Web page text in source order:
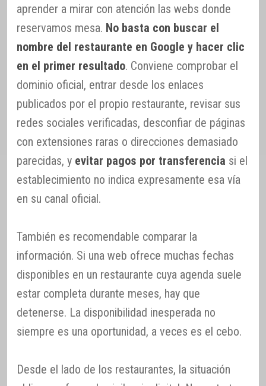
aprender a mirar con atención las webs donde
reservamos mesa. No basta con buscar el
nombre del restaurante en Google y hacer clic
en el primer resultado. Conviene comprobar el
dominio oficial, entrar desde los enlaces
publicados por el propio restaurante, revisar sus
redes sociales verificadas, desconfiar de páginas
con extensiones raras o direcciones demasiado
parecidas, y evitar pagos por transferencia si el
establecimiento no indica expresamente esa vía
en su canal oficial.
También es recomendable comparar la
información. Si una web ofrece muchas fechas
disponibles en un restaurante cuya agenda suele
estar completa durante meses, hay que
detenerse. La disponibilidad inesperada no
siempre es una oportunidad, a veces es el cebo.
Desde el lado de los restaurantes, la situación